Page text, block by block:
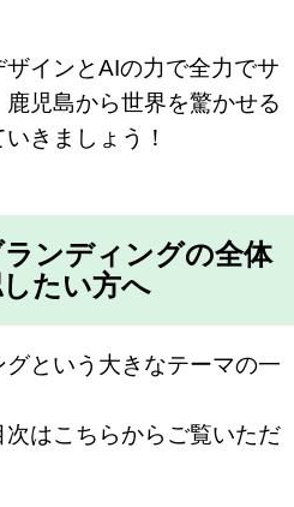
インとAIの力で全力でサ
児島から世界を驚かせる
きましょう！
ンディングの全体
たい方へ
という大きなテーマの一
はこちらからご覧いただ